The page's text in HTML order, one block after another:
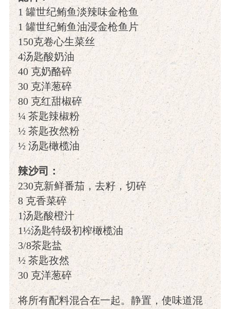
1 罐世纪鲔鱼淡辣味金枪鱼
1 罐世纪鲔鱼油浸金枪鱼片
150克卷心生菜丝
4汤匙酸奶油
40 克奶酪碎
30 克洋葱碎
80 克红甜椒碎
¼ 茶匙辣椒粉
½ 茶匙孜然粉
½ 汤匙橄榄油
辣沙司：
230克新鲜番茄，去籽，切碎
8 克香菜碎
1汤匙酸橙汁
1½汤匙特级初榨橄榄油
3/8茶匙盐
½ 茶匙孜然
30 克洋葱碎
将所有配料混合在一起。静置，使味道混